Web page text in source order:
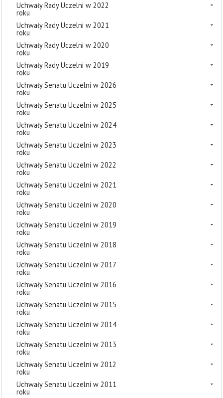
Uchwały Rady Uczelni w 2022
roku
Uchwały Rady Uczelni w 2021
roku
Uchwały Rady Uczelni w 2020
roku
Uchwały Rady Uczelni w 2019
roku
Uchwały Senatu Uczelni w 2026
roku
Uchwały Senatu Uczelni w 2025
roku
Uchwały Senatu Uczelni w 2024
roku
Uchwały Senatu Uczelni w 2023
roku
Uchwały Senatu Uczelni w 2022
roku
Uchwały Senatu Uczelni w 2021
roku
Uchwały Senatu Uczelni w 2020
roku
Uchwały Senatu Uczelni w 2019
roku
Uchwały Senatu Uczelni w 2018
roku
Uchwały Senatu Uczelni w 2017
roku
Uchwały Senatu Uczelni w 2016
roku
Uchwały Senatu Uczelni w 2015
roku
Uchwały Senatu Uczelni w 2014
roku
Uchwały Senatu Uczelni w 2013
roku
Uchwały Senatu Uczelni w 2012
roku
Uchwały Senatu Uczelni w 2011
roku